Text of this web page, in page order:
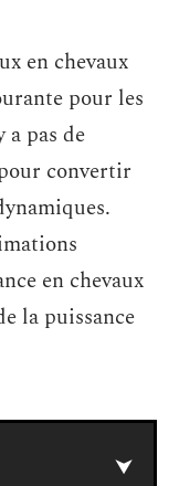
en chevaux
pour les
pas de
convertir
en chevaux
la puissance